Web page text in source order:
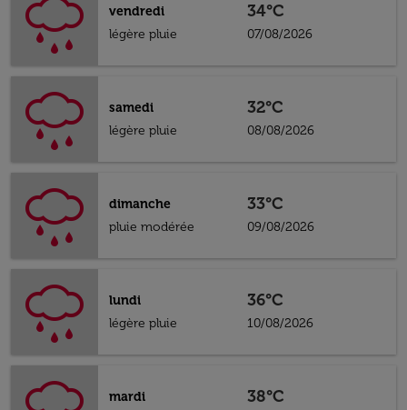
vendredi
légère pluie
34°C
07/08/2026
samedi
légère pluie
32°C
08/08/2026
dimanche
pluie modérée
33°C
09/08/2026
lundi
légère pluie
36°C
10/08/2026
mardi
38°C